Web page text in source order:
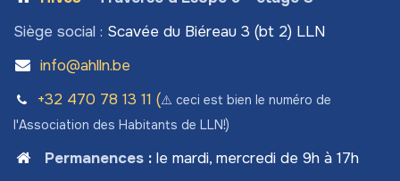
Siège social : Scavée du Biéreau 3 (bt 2) LLN
info@ahlln.be
+32 470 78​ 13 11 (⚠️ ceci est bien le numéro de
l'Association des Habitants de LLN!)
Permanences: le mardi, mercredi de 9h à 17h